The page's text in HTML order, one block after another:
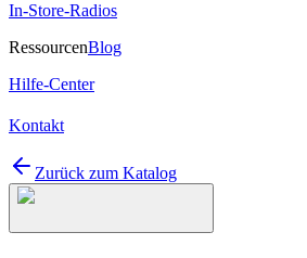
In-Store-Radios
RessourcenBlog
Hilfe-Center
Kontakt
Zurück zum Katalog